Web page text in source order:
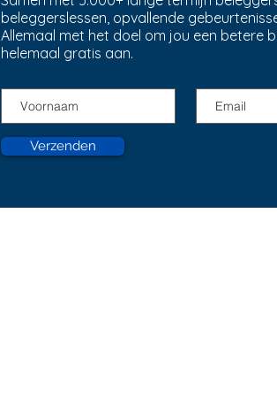
beleggerslessen, opvallende
Allemaal met het doel om jou een betere
helemaal gratis aan.
Verzenden